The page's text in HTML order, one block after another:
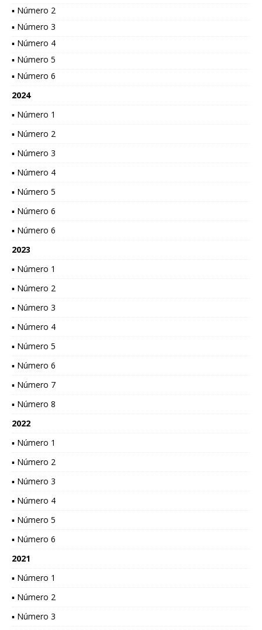
▪ Número 2
▪ Número 3
▪ Número 4
▪ Número 5
▪ Número 6
2024
▪ Número 1
▪ Número 2
▪ Número 3
▪ Número 4
▪ Número 5
▪ Número 6
▪ Número 6
2023
▪ Número 1
▪ Número 2
▪ Número 3
▪ Número 4
▪ Número 5
▪ Número 6
▪ Número 7
▪ Número 8
2022
▪ Número 1
▪ Número 2
▪ Número 3
▪ Número 4
▪ Número 5
▪ Número 6
2021
▪ Número 1
▪ Número 2
▪ Número 3